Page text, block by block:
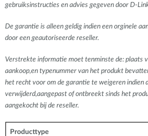
gebruiksinstructies en advies gegeven door D-
De garantie is alleen geldig indien een orginele
door een geautoriseerde reseller.
Verstrekte informatie moet tenminste de: plaats
aankoop,en typenummer van het produkt
het recht voor om de garantie te weigeren indien
verwijderd,aangepast of ontbreekt sinds het
aangekocht bij de reseller.
Producttype